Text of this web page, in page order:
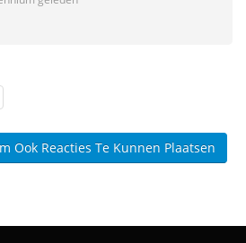
Ook Reacties Te Kunnen Plaatsen